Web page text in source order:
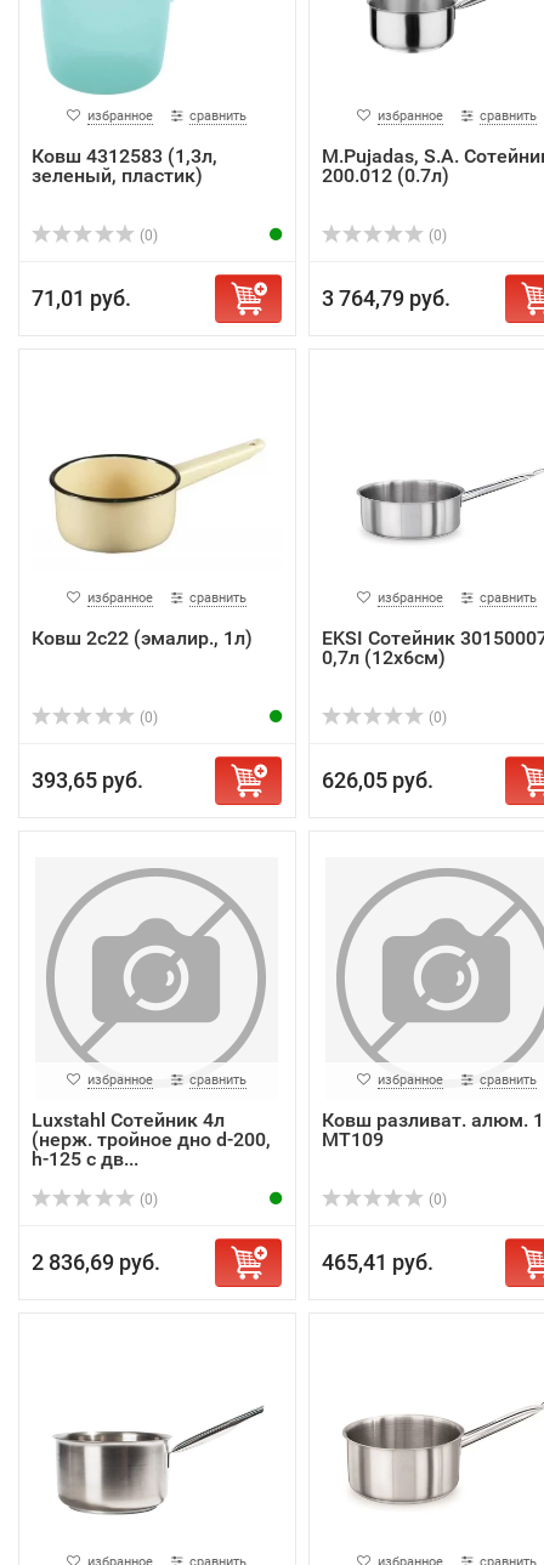
избранное сравнить
Ковш 4312583 (1,3л,
зеленый, пластик)
(0)
71,01 руб.
избранное сравнить
M.Pujadas, S.A.
200.012 (0.7л)
(0)
3 764,79 руб.
избранное сравнить
Ковш 2с22 (эмалир., 1л)
(0)
393,65 руб.
избранное сравнить
EKSI Сотейник
0,7л (12х6см)
(0)
626,05 руб.
избранное сравнить
Luxstahl Сотейник 4л
(нерж. тройное дно d-200,
h-125 с дв...
(0)
2 836,69 руб.
избранное сравнить
Ковш разливат. алюм.
МТ109
(0)
465,41 руб.